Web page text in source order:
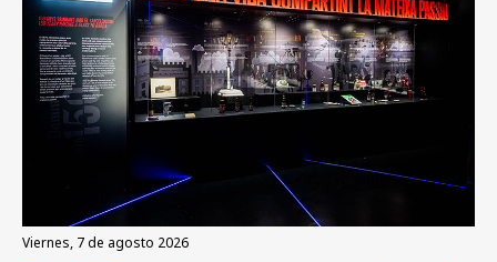
viernes, 7 de agosto 2026